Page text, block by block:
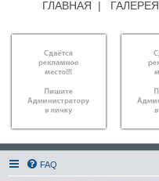
ГЛАВНАЯ | ГАЛЕРЕЯ
FAQ